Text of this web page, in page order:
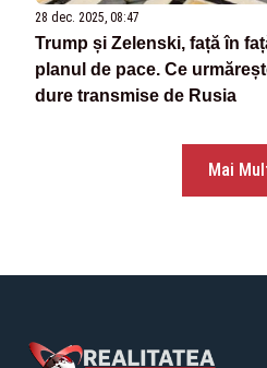
28 dec. 2025, 08:47
Trump și Zelenski, față în
planul de pace. Ce
dure transmise de Rusia
Mai